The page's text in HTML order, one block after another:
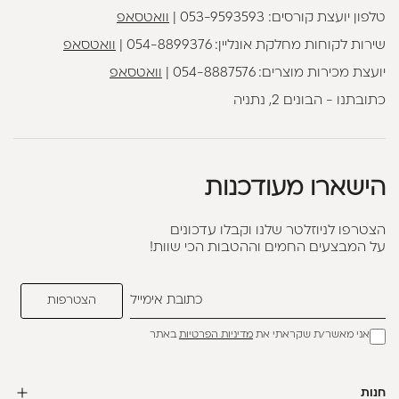
טלפון יועצת קורסים: 053-9593593 וואטסאפ
שירות לקוחות מחלקת אונליין:054-8899376 וואטסאפ
יועצת מכירות מוצרים:054-8887576 וואטסאפ
כתובתנו - הבונים 2, נתניה
הישארו מעודכנות
הצטרפו לניוזלטר שלנו וקבלו עדכונים
על המבצעים החמים וההטבות הכי שוות!
אני מאשר/ת שקראתי את מדיניות הפרטיותבאתר
חנות